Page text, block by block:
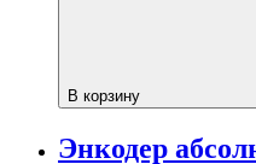
В корзину
Энкодер